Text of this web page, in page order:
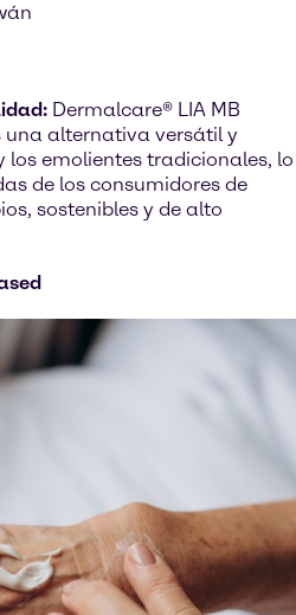
Dermalcare® LIA MB
una alternativa versátil y
los emolientes tradicionales, lo
de los consumidores de
sostenibles y de alto